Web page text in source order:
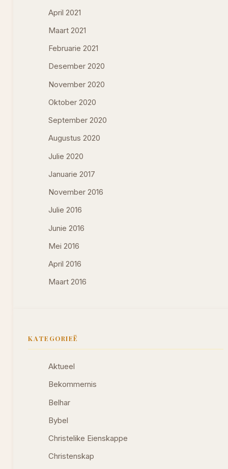
April 2021
Maart 2021
Februarie 2021
Desember 2020
November 2020
Oktober 2020
September 2020
Augustus 2020
Julie 2020
Januarie 2017
November 2016
Julie 2016
Junie 2016
Mei 2016
April 2016
Maart 2016
KATEGORIEË
Aktueel
Bekommernis
Belhar
Bybel
Christelike Eienskappe
Christenskap